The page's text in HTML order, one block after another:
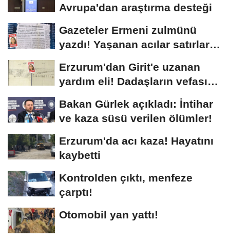
Avrupa'dan araştırma desteği
Gazeteler Ermeni zulmünü
yazdı! Yaşanan acılar satırlara
Erzurum'dan Girit'e uzanan
yardım eli! Dadaşların vefası
Bakan Gürlek açıkladı: İntihar
ve kaza süsü verilen ölümler!
Erzurum'da acı kaza! Hayatını
kaybetti
Kontrolden çıktı, menfeze
çarptı!
Otomobil yan yattı!